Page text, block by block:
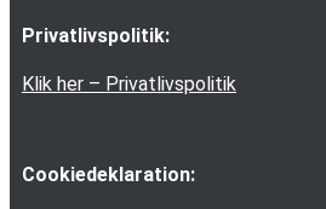
Privatlivspolitik:
Klik her – Privatlivspolitik
Cookiedeklaration: